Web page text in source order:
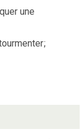
une
;